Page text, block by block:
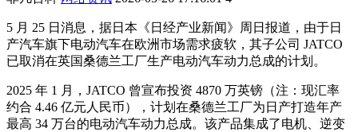
5 月 25 日消息，据日本《日经产业新闻》周日报道，由于日
产汽车旗下电动汽车在欧洲市场需求疲软，其子公司 JATCO
已取消在英国桑德兰工厂生产电动汽车动力总成的计划。
2025 年 1 月，JATCO 曾宣布投资 4870 万英镑（注：现汇率
约合 4.46 亿元人民币），计划在桑德兰工厂为日产打造年产
最高 34 万台的电动汽车动力总成。该产品集成了电机、逆变